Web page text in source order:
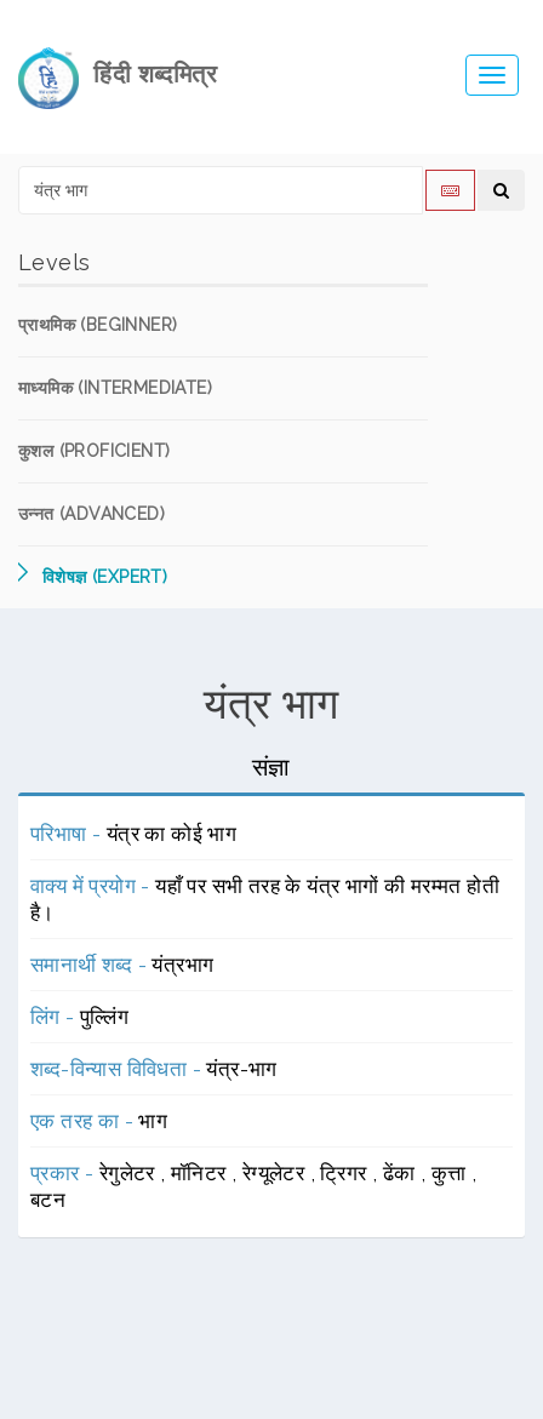
हिंदी शब्दमित्र
Levels
प्राथमिक (BEGINNER)
माध्यमिक (INTERMEDIATE)
कुशल (PROFICIENT)
उन्नत (ADVANCED)
विशेषज्ञ (EXPERT)
यंत्र भाग
संज्ञा
परिभाषा -यंत्र का कोई भाग
वाक्य में प्रयोग -यहाँ पर सभी तरह के यंत्र भागों की मरम्मत होती
है।
समानार्थी शब्द -यंत्रभाग
लिंग -पुल्लिंग
शब्द-विन्यास विविधता -यंत्र-भाग
एक तरह का -भाग
प्रकार -रेगुलेटर ,मॉनिटर ,रेग्यूलेटर ,ट्रिगर ,ढेंका ,कुत्ता ,
बटन